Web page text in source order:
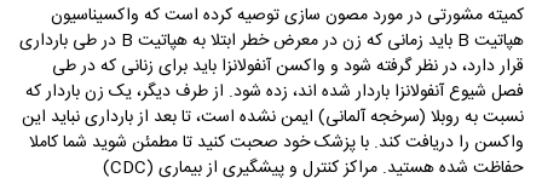
کمیته­ مشورتی در مورد مصون سازی توصیه کرده است که واکسیناسیون
هپاتیت B باید زمانی که زن در معرض خطر ابتلا به هپاتیت B در طی بارداری
قرار دارد، در نظر گرفته شود و واکسن آنفولانزا باید برای زنانی که در طی
فصل شیوع آنفولانزا باردار شده ­اند، زده شود. از طرف دیگر، یک زن باردار که
نسبت به روبلا (سرخجه آلمانی) ایمن نشده است، تا بعد از بارداری نباید این
واکسن را دریافت کند. با پزشک خود صحبت کنید تا مطمئن شوید شما کاملا
حفاظت شده هستید. مراکز کنترل و پیشگیری از بیماری (CDC
)